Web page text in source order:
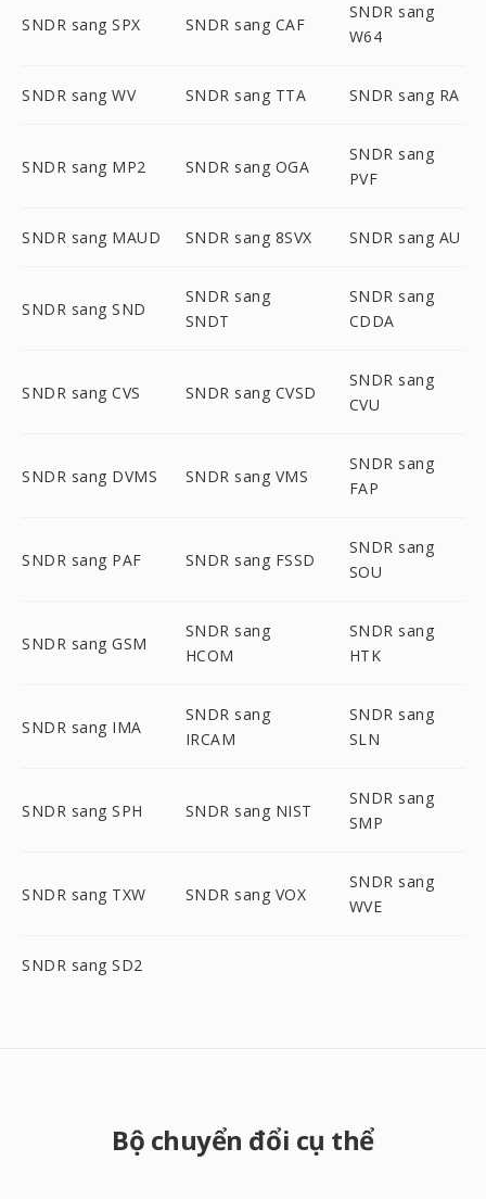
SNDR sang SPX SNDR sang CAF
SNDR sang
W64
SNDR sang WV SNDR sang TTA SNDR sang RA
SNDR sang MP2 SNDR sang OGA
SNDR sang
PVF
SNDR sang MAUD SNDR sang 8SVX SNDR sang AU
SNDR sang SND
SNDR sang
SNDT
SNDR sang
CDDA
SNDR sang CVS SNDR sang CVSD
SNDR sang
CVU
SNDR sang DVMS SNDR sang VMS
SNDR sang
FAP
SNDR sang PAF SNDR sang FSSD
SNDR sang
SOU
SNDR sang GSM
SNDR sang
HCOM
SNDR sang
HTK
SNDR sang IMA
SNDR sang
IRCAM
SNDR sang
SLN
SNDR sang SPH SNDR sang NIST
SNDR sang
SMP
SNDR sang TXW SNDR sang VOX
SNDR sang
WVE
SNDR sang SD2
Bộ chuyển đổi cụ thể